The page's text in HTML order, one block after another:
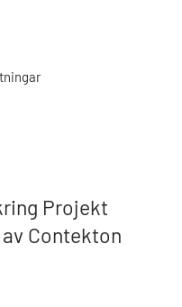
Projekt
Contekton